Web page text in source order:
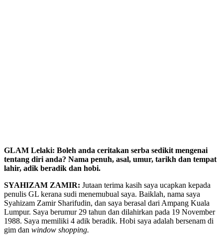
GLAM Lelaki: Boleh anda ceritakan serba sedikit mengenai
tentang diri anda? Nama penuh, asal, umur, tarikh dan tempat
lahir, adik beradik dan hobi.
SYAHIZAM ZAMIR: Jutaan terima kasih saya ucapkan kepada
penulis GL kerana sudi menemubual saya. Baiklah, nama saya
Syahizam Zamir Sharifudin, dan saya berasal dari Ampang Kuala
Lumpur. Saya berumur 29 tahun dan dilahirkan pada 19 November
1988. Saya memiliki 4 adik beradik. Hobi saya adalah bersenam di
gim dan window shopping.